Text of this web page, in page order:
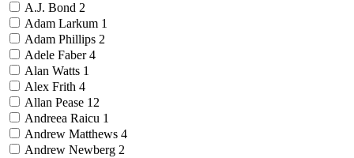
A.J. Bond 2
Adam Larkum 1
Adam Phillips 2
Adele Faber4
Alan Watts 1
Alex Frith 4
Allan Pease 12
Andreea Raicu 1
Andrew Matthews 4
Andrew Newberg 2